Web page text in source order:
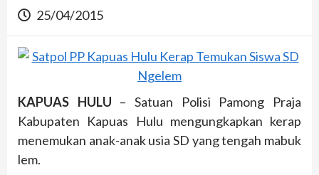
25/04/2015
KAPUAS HULU – Satuan Polisi Pamong Praja
Kabupaten Kapuas Hulu mengungkapkan kerap
menemukan anak-anak usia SD yang tengah mabuk
lem.